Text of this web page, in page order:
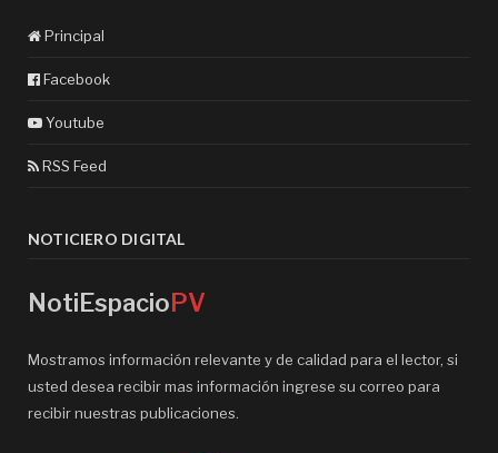
Principal
Facebook
Youtube
RSS Feed
NOTICIERO DIGITAL
NotiEspacioPV
Mostramos información relevante y de calidad para el lector, si
usted desea recibir mas información ingrese su correo para
recibir nuestras publicaciones.